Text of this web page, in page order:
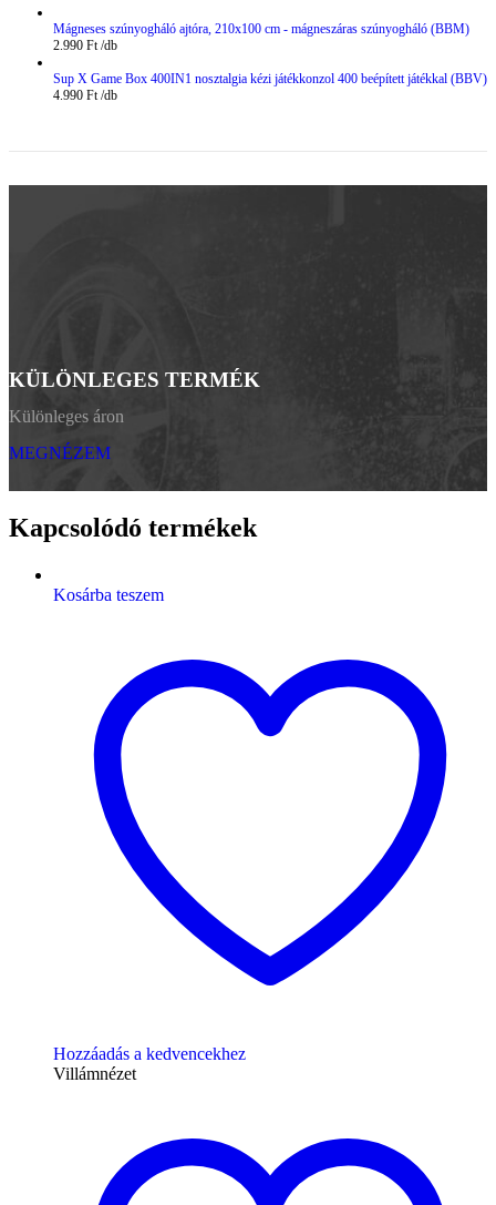
Mágneses szúnyogháló ajtóra, 210x100 cm - mágneszáras szúnyogháló (BBM)
2.990 Ft
Sup X Game Box 400IN1 nosztalgia kézi játékkonzol 400 beépített játékkal (BBV)
4.990 Ft
KÜLÖNLEGES TERMÉK
Különleges áron
MEGNÉZEM
Kapcsolódó termékek
Kosárba teszem
Hozzáadás a kedvencekhez
Villámnézet